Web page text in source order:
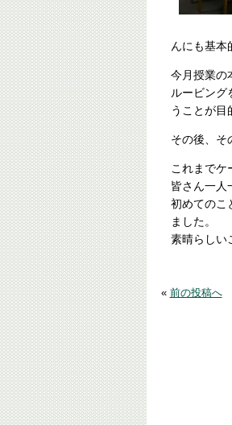
んにも基本
今月授業の
ルービング
うことが目
その後、そ
これまでケ
皆さん一人
初めてのこ
ました。
素晴らしい
« 前の投稿へ